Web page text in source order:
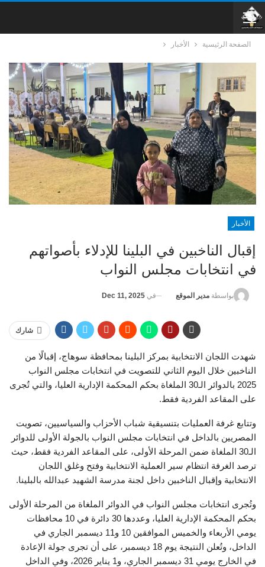
الصفحة الرئيسية الأخبار
الأخبار
إقبال الناخبين في البلينا للإدلاء بأصواتهم
في انتخابات مجلس النواب
بواسطة مدير الموقع في Dec 11, 2025
شارك
شهدت اللجان الانتخابية بمركز البلينا بمحافظة سوهاج، إقبالًا من
الناخبين خلال اليوم الثاني للتصويت في انتخابات مجلس النواب
2025 بالدوائر الـ30 الملغاة بحكم المحكمة الإدارية العليا، والتي تُجرى
على المقاعد الفردية فقط.
وتتابع غرفة العمليات بتنسيقية شباب الأحزاب والسياسيين، تصويت
المصريين بالداخل في انتخابات مجلس النواب بالجولة الأولى للدوائر
الـ30 الملغاة ضمن المرحلة الأولى، على المقاعد الفردية فقط، حيث
ترصد الغرفة انتظام سير العملية الانتخابية وفتح وغلق اللجان
الانتخابية وإقبال الناخبين داخل لجنة مدرسة الشهيد عبدالله بالبلينا.
وتُجرى انتخابات مجلس النواب في الدوائر الملغاة من المرحلة الأولى
بحكم المحكمة الإدارية العليا، وعددها 30 دائرة في 10 محافظات
يومي الأربعاء والخميس الموافقين 10 و11 ديسمبر الجاري في
الداخل، وتُعلن النتيجة يوم 18 ديسمبر، على أن تجرى جولة الإعادة
في الخارج يومي 31 ديسمبر الجاري، و1 يناير 2026، وفي الداخل